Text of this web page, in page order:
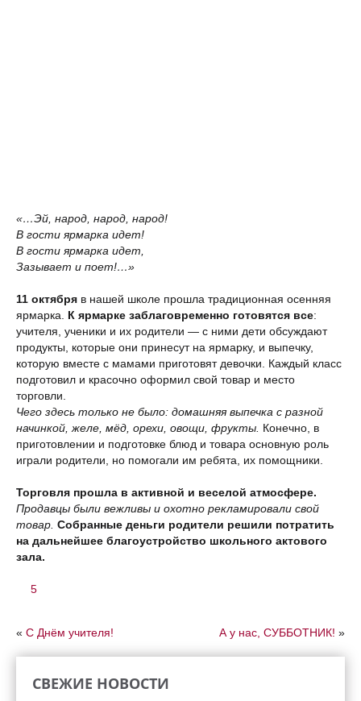
«…Эй, народ, народ, народ!
В гости ярмарка идет!
В гости ярмарка идет,
Зазывает и поет!…»
11 октября в нашей школе прошла традиционная осенняя
ярмарка.
К ярмарке заблаговременно готовятся все:
учителя, ученики и их родители — с ними дети обсуждают
продукты, которые они принесут на ярмарку, и выпечку,
которую вместе с мамами приготовят девочки. Каждый класс
подготовил и красочно оформил свой товар и место
торговли.
Чего здесь только не было: домашняя выпечка с разной
начинкой, желе, мёд, орехи, овощи, фрукты. Конечно, в
приготовлении и подготовке блюд и товара основную роль
играли родители, но помогали им ребята, их помощники.
Торговля прошла в активной и веселой атмосфере.
Продавцы были вежливы и охотно рекламировали свой
товар. Собранные деньги родители решили потратить
на дальнейшее благоустройство школьного актового
зала.
5
« С Днём учителя! А у нас, СУББОТНИК! »
СВЕЖИЕ НОВОСТИ